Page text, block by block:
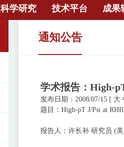
科学研究 技术平台 成果
通知公告
学术报告：High-
发布日期：2008/07/15 [ 大
题目：High-pT J/Psi at
报告人：许长补 研究员 (